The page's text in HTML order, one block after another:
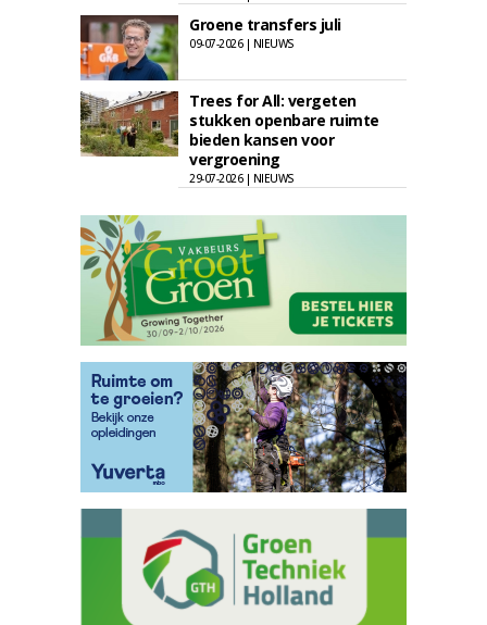
Groene transfers juli
09-07-2026 | NIEUWS
Trees for All: vergeten
stukken openbare ruimte
bieden kansen voor
vergroening
29-07-2026 | NIEUWS